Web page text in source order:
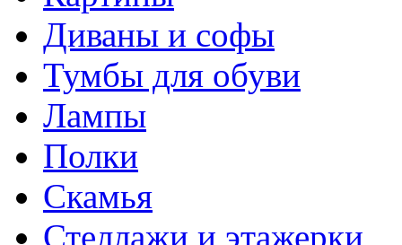
Диваны и софы
Тумбы для обуви
Лампы
Полки
Скамья
Стеллажи и этажерки